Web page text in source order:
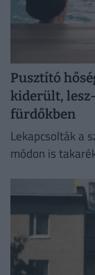
Pusztító
kiderült,
fürdőkben
Lekapcsolták a
módon is